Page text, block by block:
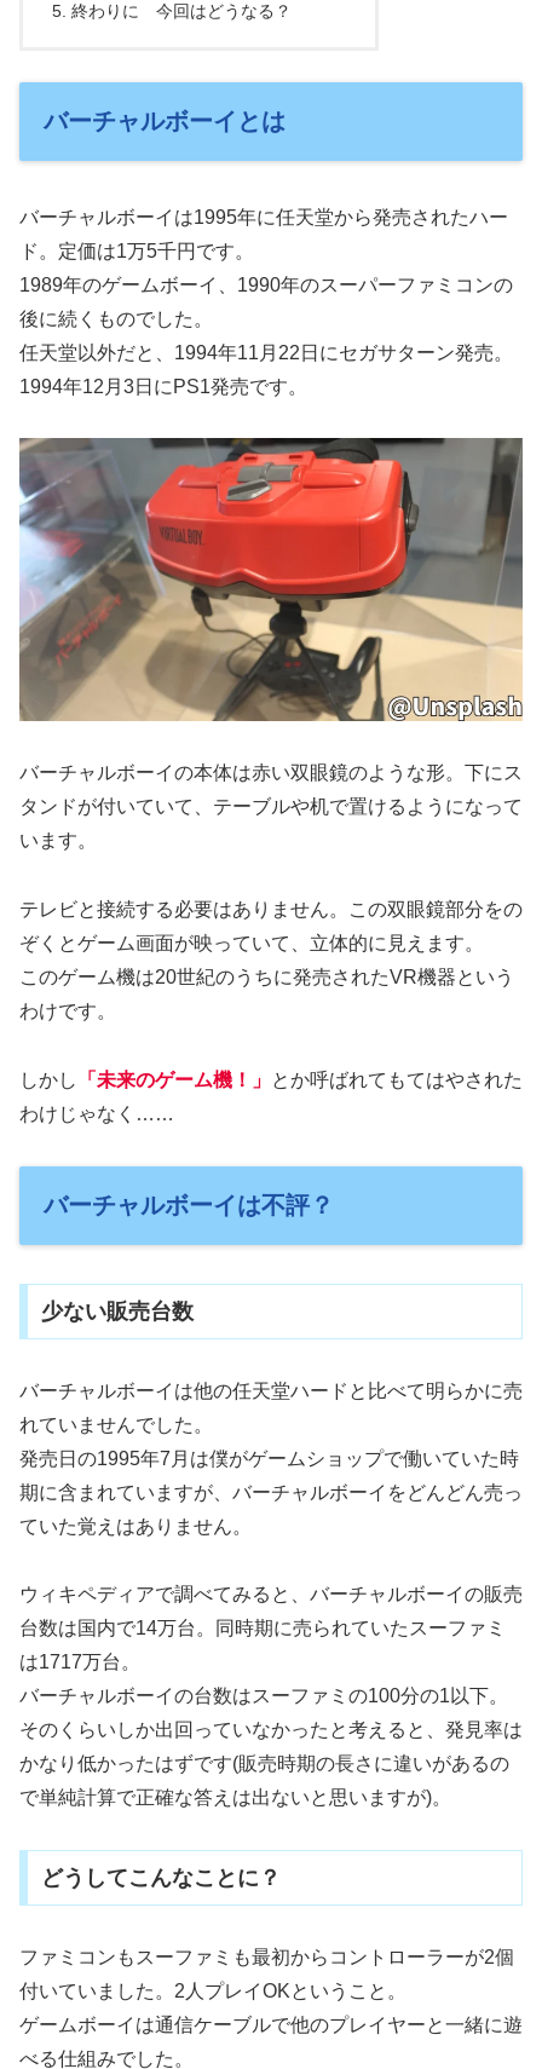
終わりに 今回はどうなる？
バーチャルボーイとは
バーチャルボーイは1995年に任天堂から発売されたハー
ド。定価は1万5千円です。
1989年のゲームボーイ、1990年のスーパーファミコンの
後に続くものでした。
任天堂以外だと、1994年11月22日にセガサターン発売。
1994年12月3日にPS1発売です。
バーチャルボーイの本体は赤い双眼鏡のような形。下にス
タンドが付いていて、テーブルや机で置けるようになって
います。
テレビと接続する必要はありません。この双眼鏡部分をの
ぞくとゲーム画面が映っていて、立体的に見えます。
このゲーム機は20世紀のうちに発売されたVR機器という
わけです。
しかし 「未来のゲーム機！」 とか呼ばれてもてはやされた
わけじゃなく……
バーチャルボーイは不評？
少ない販売台数
バーチャルボーイは他の任天堂ハードと比べて明らかに売
れていませんでした。
発売日の1995年7月は僕がゲームショップで働いていた時
期に含まれていますが、バーチャルボーイをどんどん売っ
ていた覚えはありません。
ウィキペディアで調べてみると、バーチャルボーイの販売
台数は国内で14万台。同時期に売られていたスーファミ
は1717万台。
バーチャルボーイの台数はスーファミの100分の1以下。
そのくらいしか出回っていなかったと考えると、発見率は
かなり低かったはずです(販売時期の長さに違いがあるの
で単純計算で正確な答えは出ないと思いますが)。
どうしてこんなことに？
ファミコンもスーファミも最初からコントローラーが2個
付いていました。2人プレイOKということ。
ゲームボーイは通信ケーブルで他のプレイヤーと一緒に遊
べる仕組みでした。